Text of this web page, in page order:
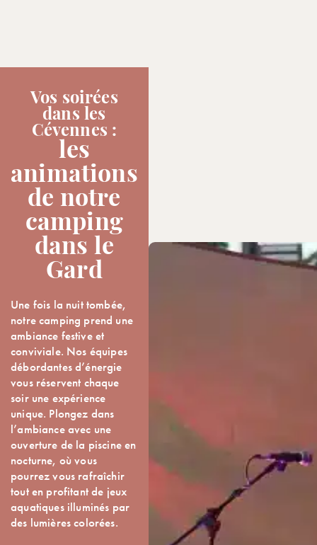
Vos soirées
dans les
Cévennes :
les
animations
de notre
camping
dans le
Gard
Une fois la nuit tombée,
notre camping prend une
ambiance festive et
conviviale. Nos équipes
débordantes d’énergie
vous réservent chaque
soir une expérience
unique. Plongez dans
l’ambiance avec une
ouverture de la piscine en
nocturne, où vous
pourrez vous rafraîchir
tout en profitant de jeux
aquatiques illuminés par
des lumières colorées.